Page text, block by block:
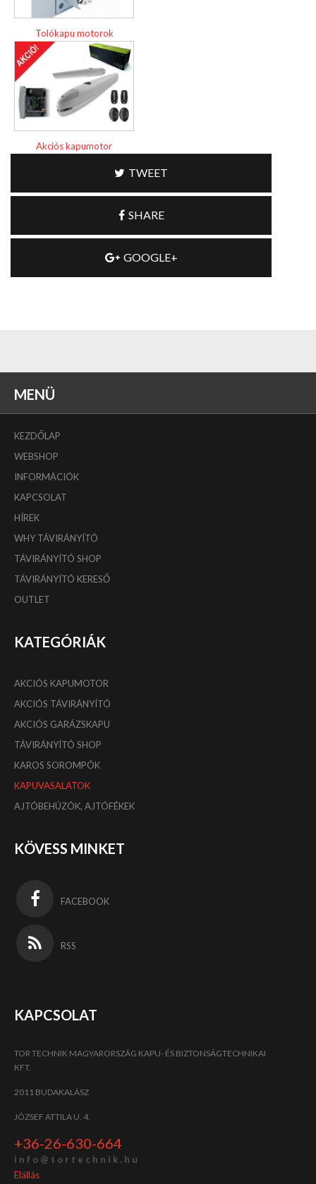
Tolókapu motorok
Akciós kapumotor
TWEET
SHARE
GOOGLE+
MENÜ
KEZDŐLAP
WEBSHOP
INFORMÁCIÓK
KAPCSOLAT
HÍREK
WHY TÁVIRÁNYÍTÓ
TÁVIRÁNYÍTÓ SHOP
TÁVIRÁNYÍTÓ KERESŐ
OUTLET
KATEGÓRIÁK
AKCIÓS KAPUMOTOR
AKCIÓS TÁVIRÁNYÍTÓ
AKCIÓS GARÁZSKAPU
TÁVIRÁNYÍTÓ SHOP
KAROS SOROMPÓK
KAPUVASALATOK
AJTÓBEHÚZÓK, AJTÓFÉKEK
KÖVESS MINKET
FACEBOOK
RSS
KAPCSOLAT
TOR TECHNIK MAGYARORSZÁG KAPU- ÉS BIZTONSÁGTECHNIKAI
KFT.
2011 BUDAKALÁSZ
JÓZSEF ATTILA U. 4.
+36-26-630-664
i n f o @ t o r t e c h n i k . h u
Elállás